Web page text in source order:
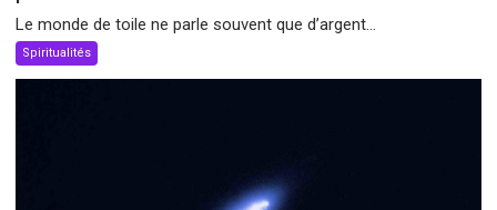
Le monde de toile ne parle souvent que d’argent...
Spiritualités